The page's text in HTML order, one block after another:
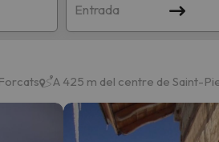
Entrada
A 425 m del centre de Saint-